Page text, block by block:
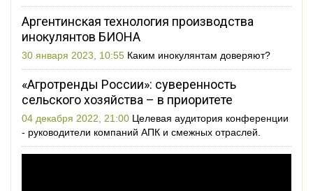
Аргентинская технология производства
инокулянтов БИОНА
30 января 2023, 10:55 Каким инокулянтам доверяют?
«Агротренды России»: суверенность
сельского хозяйства – в приоритете
04 декабря 2022, 21:00 Целевая аудитория конференции
- руководители компаний АПК и смежных отраслей.